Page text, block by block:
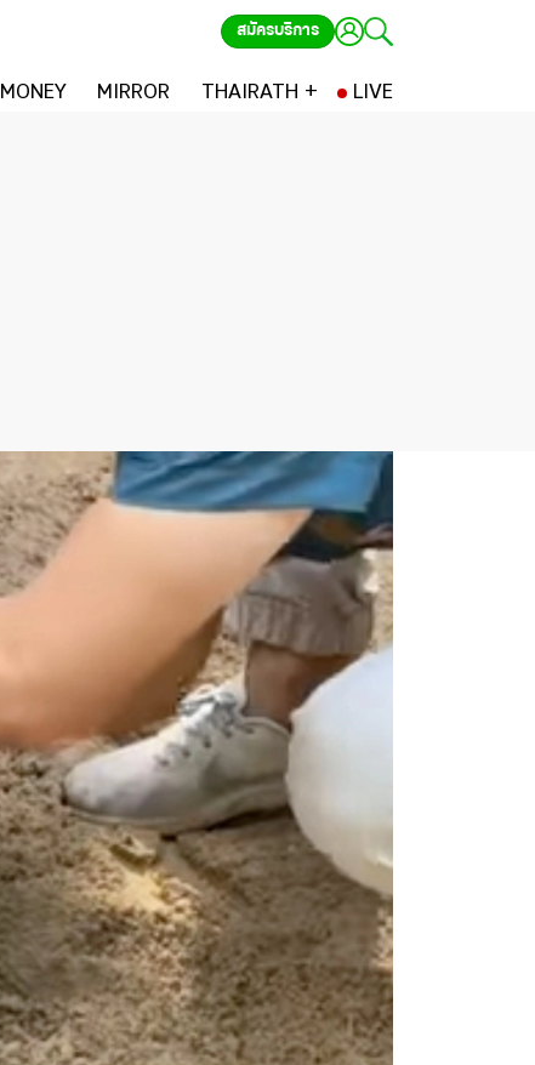
สมัครบริการ
MONEY MIRROR THAIRATH + LIVE